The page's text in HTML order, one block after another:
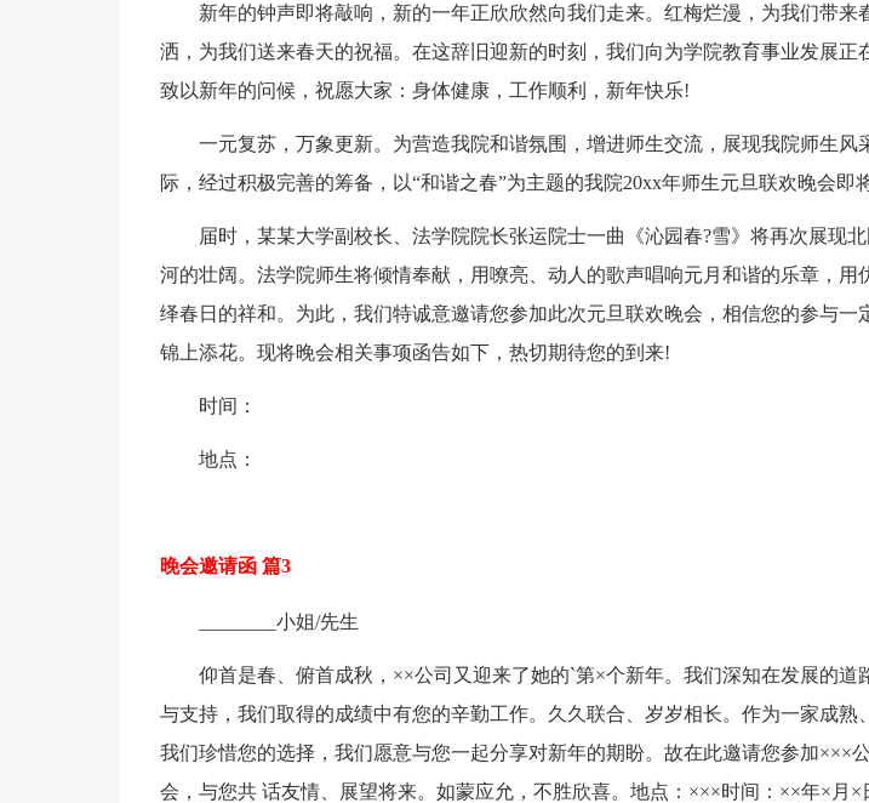
新年的钟声即将敲响，新的一年正欣欣然向我们走来。红梅烂漫，为我们带来
洒，为我们送来春天的祝福。在这辞旧迎新的时刻，我们向为学院教育事业发展正
致以新年的问候，祝愿大家：身体健康，工作顺利，新年快乐!
一元复苏，万象更新。为营造我院和谐氛围，增进师生交流，展现我院师生风
际，经过积极完善的筹备，以“和谐之春”为主题的我院20xx年师生元旦联欢晚会即
届时，某某大学副校长、法学院院长张运院士一曲《沁园春?雪》将再次展现
河的壮阔。法学院师生将倾情奉献，用嘹亮、动人的歌声唱响元月和谐的乐章，用
绎春日的祥和。为此，我们特诚意邀请您参加此次元旦联欢晚会，相信您的参与一
锦上添花。现将晚会相关事项函告如下，热切期待您的到来!
时间：
地点：
晚会邀请函 篇3
________小姐/先生
仰首是春、俯首成秋，××公司又迎来了她的`第×个新年。我们深知在发展的道
与支持，我们取得的成绩中有您的辛勤工作。久久联合、岁岁相长。作为一家成熟
我们珍惜您的选择，我们愿意与您一起分享对新年的期盼。故在此邀请您参加×××
会，与您共 话友情、展望将来。如蒙应允，不胜欣喜。地点：×××时间：××年×月×